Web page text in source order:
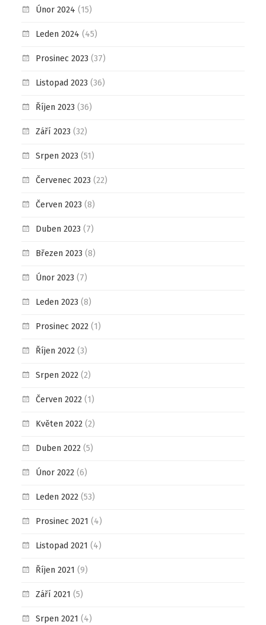
Únor 2024 (15)
Leden 2024 (45)
Prosinec 2023 (37)
Listopad 2023 (36)
Říjen 2023 (36)
Září 2023 (32)
Srpen 2023 (51)
Červenec 2023 (22)
Červen 2023 (8)
Duben 2023 (7)
Březen 2023 (8)
Únor 2023 (7)
Leden 2023 (8)
Prosinec 2022(1)
Říjen 2022(3)
Srpen 2022(2)
Červen 2022(1)
Květen 2022(2)
Duben 2022(5)
Únor 2022(6)
Leden 2022(53)
Prosinec 2021 (4)
Listopad 2021 (4)
Říjen 2021 (9)
Září 2021 (5)
Srpen 2021 (4)